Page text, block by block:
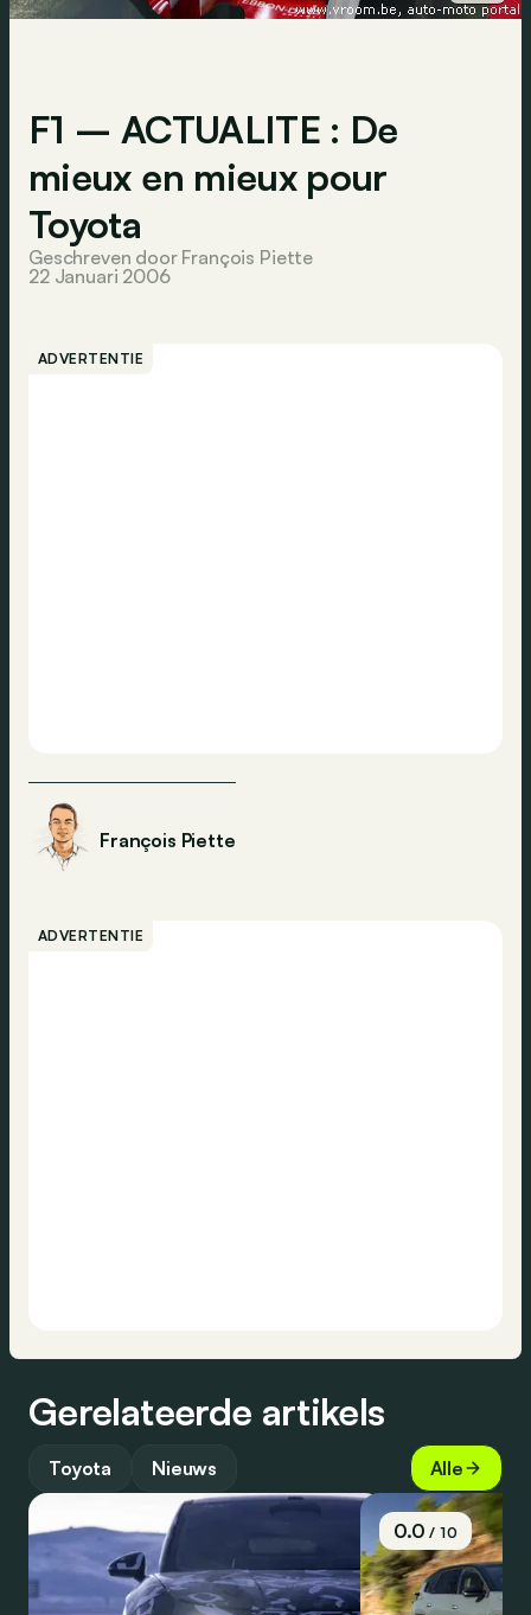
F1 – ACTUALITE : De
mieux en mieux pour
Toyota
Geschreven door François Piette
22 Januari 2006
ADVERTENTIE
François Piette
ADVERTENTIE
Gerelateerde artikels
Toyota Nieuws Alle
0.0/ 10